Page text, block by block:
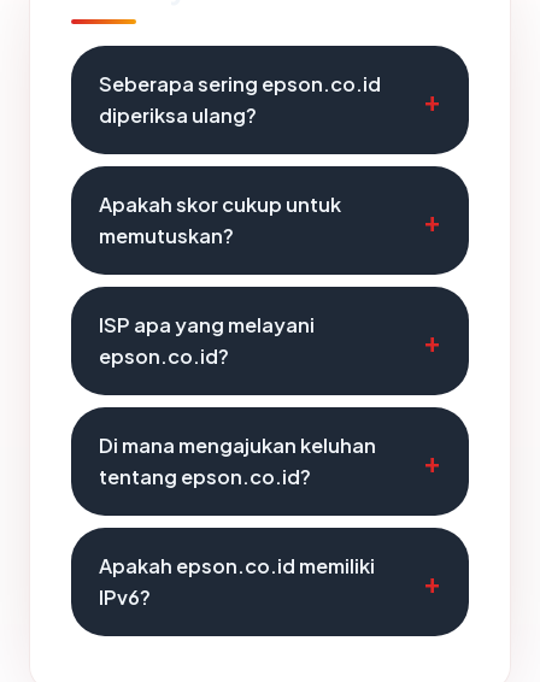
Seberapa sering epson.co.id
diperiksa ulang?
Apakah skor cukup untuk
memutuskan?
ISP apa yang melayani
epson.co.id?
Di mana mengajukan keluhan
tentang epson.co.id?
Apakah epson.co.id memiliki
IPv6?